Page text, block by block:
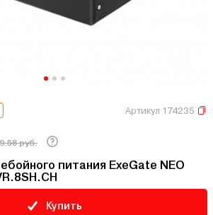
Артикул 174235
руб.
питания ExeGate NEO
Купить